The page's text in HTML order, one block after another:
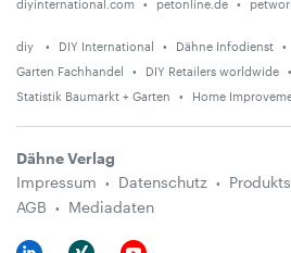
diyinternational.com petonline.de
diy DIY International Dähne Infodienst
Garten Fachhandel
DIY Retailers worldwide
Statistik Baumarkt + Garten
Home
Dähne Verlag
Impressum
Datenschutz
AGB
Mediadaten